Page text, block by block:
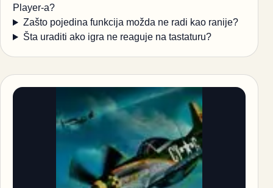
Player-a?
Zašto pojedina funkcija možda ne radi kao ranije?
Šta uraditi ako igra ne reaguje na tastaturu?